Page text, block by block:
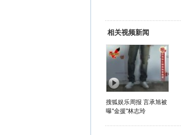
相关视频新闻
搜狐娱乐周报 言承旭被
曝"金援"林志玲